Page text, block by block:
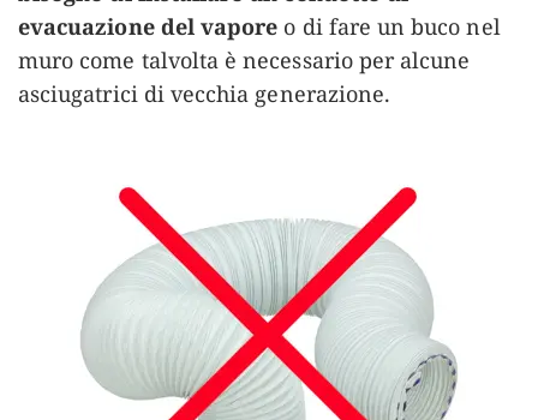
evacuazione del vapore o di fare un buco nel
muro come talvolta è necessario per alcune
asciugatrici di vecchia generazione.